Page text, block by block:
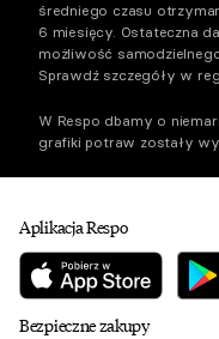
średniego czasu
6 miesięcy. Ostateczna
możliwość
Sprawdź szczegóły w
W Respo dbamy o
grafiki potraw zostały
Aplikacja Respo
Bezpieczne zakupy